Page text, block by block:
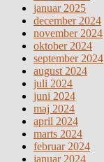
januar 2025
december 2024
november 2024
oktober 2024
september 2024
august 2024
juli 2024
juni 2024
maj 2024
april 2024
marts 2024
februar 2024
januar 2024